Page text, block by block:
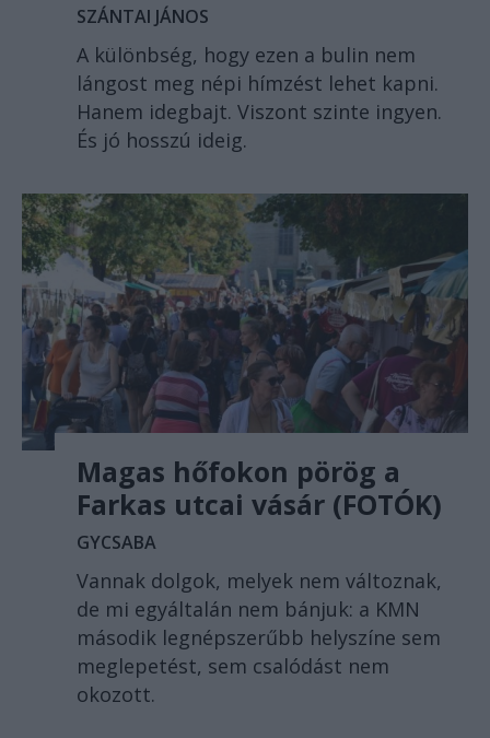
SZÁNTAI JÁNOS
A különbség, hogy ezen a bulin nem
lángost meg népi hímzést lehet kapni.
Hanem idegbajt. Viszont szinte ingyen.
És jó hosszú ideig.
Magas hőfokon pörög a
Farkas utcai vásár (FOTÓK)
GYCSABA
Vannak dolgok, melyek nem változnak,
de mi egyáltalán nem bánjuk: a KMN
második legnépszerűbb helyszíne sem
meglepetést, sem csalódást nem
okozott.